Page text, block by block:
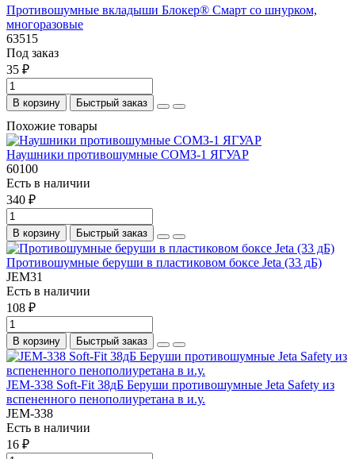
Противошумные вкладыши Блокер® Смарт со шнурком,
многоразовые
63515
Под заказ
35 ₽
В корзину Быстрый заказ
Похожие товары
Наушники противошумные СОМЗ-1 ЯГУАР
60100
Есть в наличии
340 ₽
В корзину Быстрый заказ
Противошумные беруши в пластиковом боксе Jeta (33 дБ)
JEM31
Есть в наличии
108 ₽
В корзину Быстрый заказ
JEM-338 Soft-Fit 38дБ Беруши противошумные Jeta Safety из
вспененного пенополиуретана в и.у.
JEM-338
Есть в наличии
16 ₽